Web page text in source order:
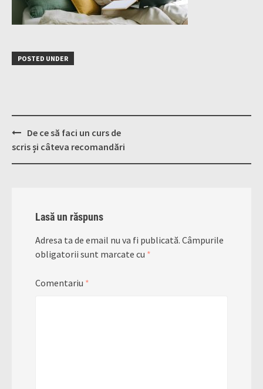
POSTED UNDER
Post
navigation
De ce să faci un curs de
scris și câteva recomandări
Lasă un răspuns
Adresa ta de email nu va fi publicată. Câmpurile
obligatorii sunt marcate cu *
Comentariu *